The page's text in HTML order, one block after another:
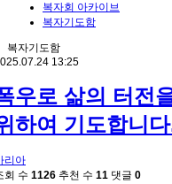
복자회 아카이브
복자기도함
복자기도함
13:25
우로 삶의 터전
하여 기도합니
리아
회 수 1126 추천 수 11 댓글 0